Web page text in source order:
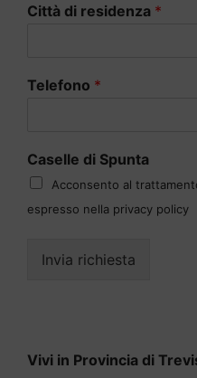
Città di residenza *
Telefono *
Caselle di Spunta
Acconsento al
espresso nella privacy policy
Invia richiesta
Vivi in Provincia di